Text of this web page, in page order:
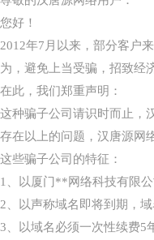
您好！
2012年7月以来，部分客户
为，避免上当受骗，招致经
在此，我们郑重声明：
这种骗子公司请识时而止，
存在以上的问题，汉唐源网
这些骗子公司的特征：
1、以厦门**网络科技有限
2、以声称域名即将到期，
3、以域名必须一次性续费5